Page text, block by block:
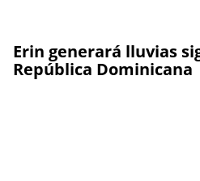
Erin generará lluvias
República Dominicana